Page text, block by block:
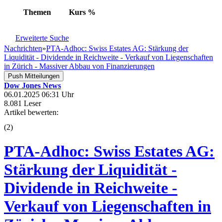
Themen Kurs %
Erweiterte Suche
Nachrichten»PTA-Adhoc: Swiss Estates AG: Stärkung der
Liquidität - Dividende in Reichweite - Verkauf von Liegenschaften
in Zürich - Massiver Abbau von Finanzierungen
Push Mitteilungen
Dow Jones News
06.01.2025 06:31 Uhr
8.081 Leser
Artikel bewerten:
(2)
PTA-Adhoc: Swiss Estates AG:
Stärkung der Liquidität -
Dividende in Reichweite -
Verkauf von Liegenschaften in